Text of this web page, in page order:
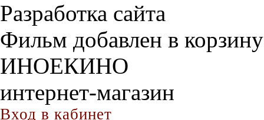
Разработка сайта
Фильм добавлен в корзину
ИНОЕКИНО
интернет-магазин
Вход в кабинет